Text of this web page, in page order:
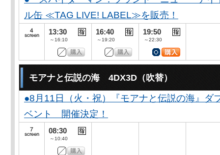
ル缶 ≪TAG LIVE! LABEL≫を販売！
13:30
～16:10
16:40
～19:20
19:50
～22:30
モアナと伝説の海 4DX3D（吹替）
●8月11日（火・祝）『モアナと伝説の海』ダ
ベント 開催決定！
08:30
～10:40